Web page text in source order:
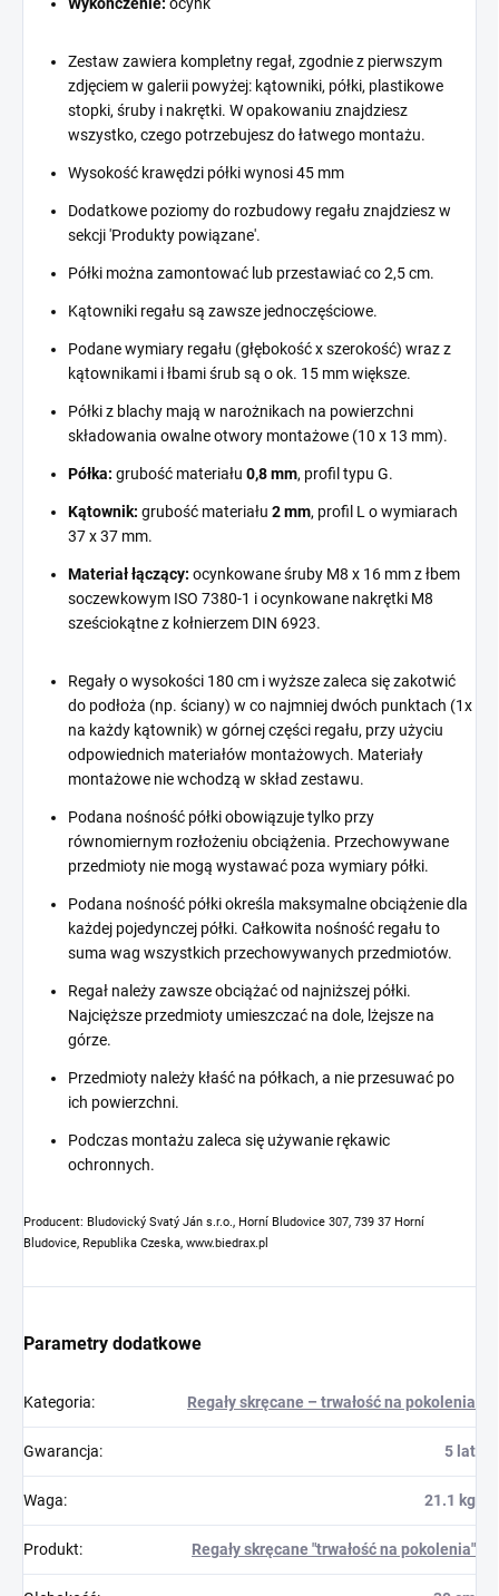
Zestaw zawiera kompletny regał, zgodnie z pierwszym
zdjęciem w galerii powyżej: kątowniki, półki, plastikowe
stopki, śruby i nakrętki. W opakowaniu znajdziesz
wszystko, czego potrzebujesz do łatwego montażu.
Wysokość krawędzi półki wynosi 45 mm
Dodatkowe poziomy do rozbudowy regału znajdziesz w
sekcji 'Produkty powiązane'.
Półki można zamontować lub przestawiać co 2,5 cm.
Kątowniki regału są zawsze jednoczęściowe.
Podane wymiary regału (głębokość x szerokość) wraz z
kątownikami i łbami śrub są o ok. 15 mm większe.
Półki z blachy mają w narożnikach na powierzchni
składowania owalne otwory montażowe (10 x 13 mm).
Półka: grubość materiału 0,8 mm, profil typu G.
Kątownik: grubość materiału 2 mm, profil L o wymiarach
37 x 37 mm.
Materiał łączący: ocynkowane śruby M8 x 16 mm z łbem
soczewkowym ISO 7380-1 i ocynkowane nakrętki M8
sześciokątne z kołnierzem DIN 6923.
Regały o wysokości 180 cm i wyższe zaleca się zakotwić
do podłoża (np. ściany) w co najmniej dwóch punktach (1x
na każdy kątownik) w górnej części regału, przy użyciu
odpowiednich materiałów montażowych. Materiały
montażowe nie wchodzą w skład zestawu.
Podana nośność półki obowiązuje tylko przy
równomiernym rozłożeniu obciążenia. Przechowywane
przedmioty nie mogą wystawać poza wymiary półki.
Podana nośność półki określa maksymalne obciążenie dla
każdej pojedynczej półki. Całkowita nośność regału to
suma wag wszystkich przechowywanych przedmiotów.
Regał należy zawsze obciążać od najniższej półki.
Najcięższe przedmioty umieszczać na dole, lżejsze na
górze.
Przedmioty należy kłaść na półkach, a nie przesuwać po
ich powierzchni.
Podczas montażu zaleca się używanie rękawic
ochronnych.
Producent: Bludovický Svatý Ján s.r.o., Horní Bludovice 307, 739 37 Horní
Bludovice, Republika Czeska, www.biedrax.pl
Parametry dodatkowe
Kategoria: Regały skręcane – trwałość na pokolenia
Gwarancja: 5 lat
Waga: 21.1 kg
Produkt: Regały skręcane "trwałość na pokolenia"